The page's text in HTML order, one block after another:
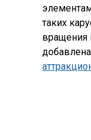
таких
вращения